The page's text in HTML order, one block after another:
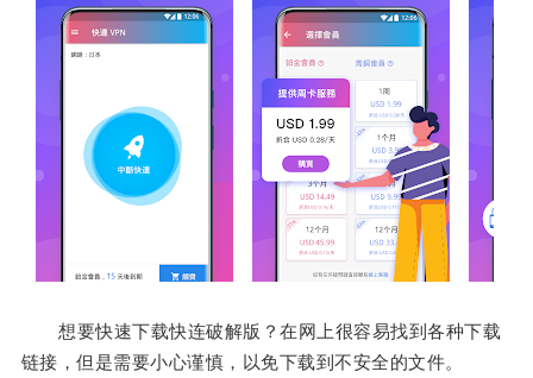
想要快速下载快连破解版？在网上很容易找到各种下载
链接，但是需要小心谨慎，以免下载到不安全的文件。